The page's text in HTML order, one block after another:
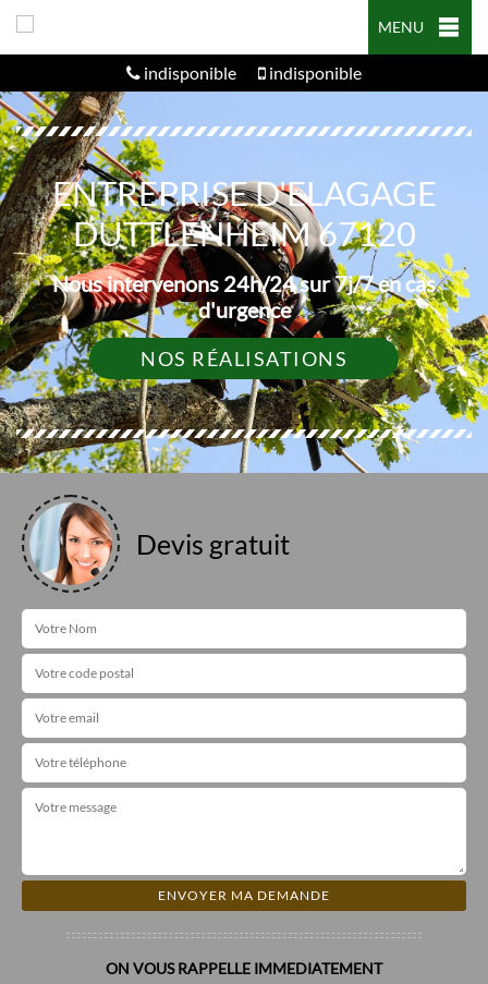
MENU
indisponible indisponible
ENTREPRISE D'ELAGAGE
DUTTLENHEIM 67120
Nous intervenons 24h/24 sur 7j/7 en cas
d'urgence
NOS RÉALISATIONS
Devis gratuit
ON VOUS RAPPELLE IMMEDIATEMENT